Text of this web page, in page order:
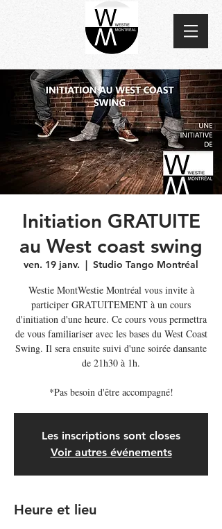
Initiation GRATUITE
au West coast swing
ven. 19 janv.
  |
Studio Tango Montréal
Westie MontWestie Montréal vous invite à
participer GRATUITEMENT à un cours
d'initiation d'une heure. Ce cours vous permettra
de vous familiariser avec les bases du West Coast
Swing. Il sera ensuite suivi d'une soirée dansante
de 21h30 à 1h.
*Pas besoin d'être accompagné!
Les inscriptions sont closes
Voir autres événements
Heure et lieu